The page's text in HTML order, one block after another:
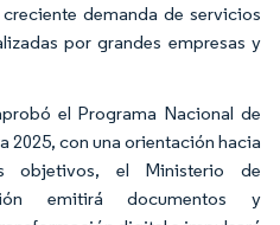
demanda de servicios
por grandes empresas y
el Programa Nacional de
2025, con una orientación hacia
objetivos, el Ministerio de
emitirá documentos y